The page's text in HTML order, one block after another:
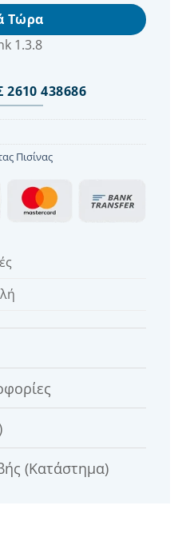
Τώρα
438686
Πισίνας
(Κατάστημα)